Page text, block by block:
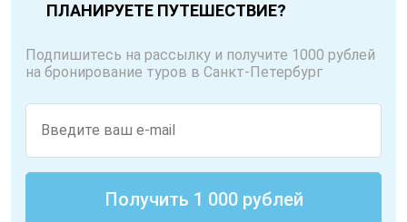
ПЛАНИРУЕТЕ ПУТЕШЕСТВИЕ?
Подпишитесь на рассылку и получите 1000 рублей
на бронирование туров в Санкт-Петербург